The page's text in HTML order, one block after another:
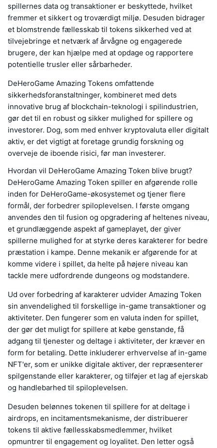
spillernes data og transaktioner er beskyttede, hvilket
fremmer et sikkert og troværdigt miljø. Desuden bidrager
et blomstrende fællesskab til tokens sikkerhed ved at
tilvejebringe et netværk af årvågne og engagerede
brugere, der kan hjælpe med at opdage og rapportere
potentielle trusler eller sårbarheder.
DeHeroGame Amazing Tokens omfattende
sikkerhedsforanstaltninger, kombineret med dets
innovative brug af blockchain-teknologi i spilindustrien,
gør det til en robust og sikker mulighed for spillere og
investorer. Dog, som med enhver kryptovaluta eller digitalt
aktiv, er det vigtigt at foretage grundig forskning og
overveje de iboende risici, før man investerer.
Hvordan vil DeHeroGame Amazing Token blive brugt?
DeHeroGame Amazing Token spiller en afgørende rolle
inden for DeHeroGame-økosystemet og tjener flere
formål, der forbedrer spiloplevelsen. I første omgang
anvendes den til fusion og opgradering af heltenes niveau,
et grundlæggende aspekt af gameplayet, der giver
spillerne mulighed for at styrke deres karakterer for bedre
præstation i kampe. Denne mekanik er afgørende for at
komme videre i spillet, da helte på højere niveau kan
tackle mere udfordrende dungeons og modstandere.
Ud over forbedring af karakterer udvider Amazing Token
sin anvendelighed til forskellige in-game transaktioner og
aktiviteter. Den fungerer som en valuta inden for spillet,
der gør det muligt for spillere at købe genstande, få
adgang til tjenester og deltage i aktiviteter, der kræver en
form for betaling. Dette inkluderer erhvervelse af in-game
NFT'er, som er unikke digitale aktiver, der repræsenterer
spilgenstande eller karakterer, og tilføjer et lag af ejerskab
og handlebarhed til spiloplevelsen.
Desuden belønnes tokenen til spillere for at deltage i
airdrops, en incitamentsmekanisme, der distribuerer
tokens til aktive fællesskabsmedlemmer, hvilket
opmuntrer til engagement og loyalitet. Den letter også